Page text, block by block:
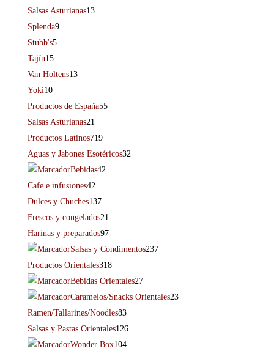
Salsas Asturianas13
Splenda9
Stubb's5
Tajín15
Van Holtens13
Yoki10
Productos de España55
Salsas Asturianas21
Productos Latinos719
Aguas y Jabones Esotéricos32
Bebidas42
Cafe e infusiones42
Dulces y Chuches137
Frescos y congelados21
Harinas y preparados97
Salsas y Condimentos237
Productos Orientales318
Bebidas Orientales27
Caramelos/Snacks Orientales23
Ramen/Tallarines/Noodles83
Salsas y Pastas Orientales126
Wonder Box104